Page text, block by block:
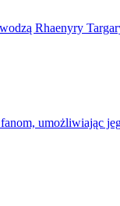
wodzą Rhaenyry
fanom, umożliwiając